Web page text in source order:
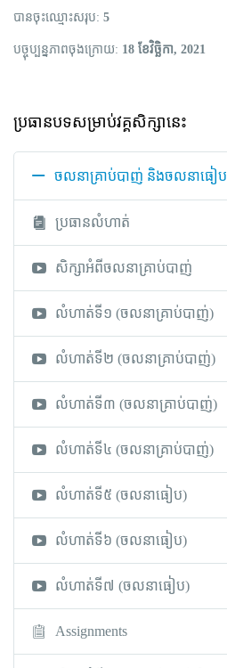
បានចុះឈ្មោះសរុប 5
បច្ចុប្បន្នភាពចុងក្រោយ 18 ខែ​វិច្ឆិកា, 2021
ប្រធានបទសម្រាប់វគ្គសិក្សានេះ
ចលនាគ្រាប់បាញ់ និងចលនាធៀប
ប្រធានលំហាត់
សិក្សាអំពីចលនាគ្រាប់បាញ់
លំហាត់ទី១​ (ចលនាគ្រាប់បាញ់)
លំហាត់ទី២ (ចលនាគ្រាប់បាញ់)
លំហាត់ទី៣ (ចលនាគ្រាប់បាញ់)
លំហាត់ទី៤​ (ចលនាគ្រាប់បាញ់)
លំហាត់ទី៥ (ចលនាធៀប)
លំហាត់ទី៦ (ចលនាធៀប)
លំហាត់ទី៧ (ចលនាធៀប)
Assignments